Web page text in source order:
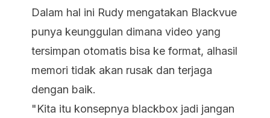
Dalam hal ini Rudy mengatakan Blackvue
punya keunggulan dimana video yang
tersimpan otomatis bisa ke format, alhasil
memori tidak akan rusak dan terjaga
dengan baik.
"Kita itu konsepnya blackbox jadi jangan